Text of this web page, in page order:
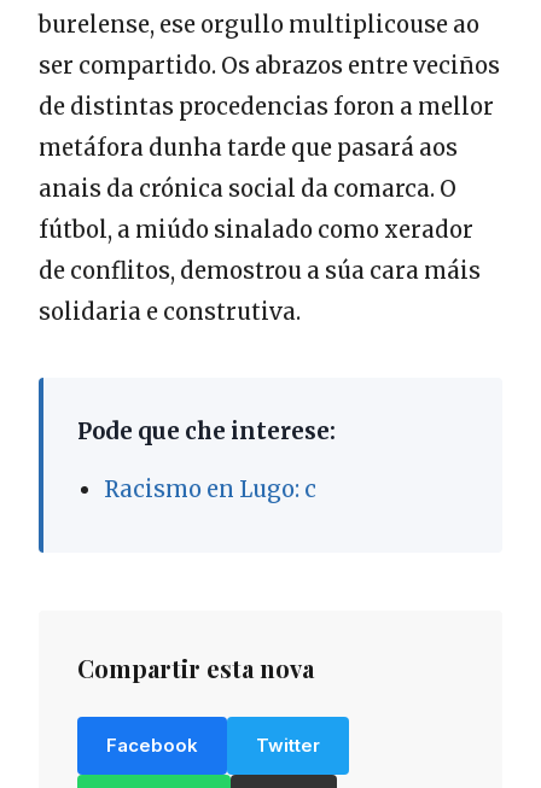
burelense, ese orgullo multiplicouse ao
ser compartido. Os abrazos entre veciños
de distintas procedencias foron a mellor
metáfora dunha tarde que pasará aos
anais da crónica social da comarca. O
fútbol, a miúdo sinalado como xerador
de conflitos, demostrou a súa cara máis
solidaria e construtiva.
Pode que che interese:
Racismo en Lugo: c
Compartir esta nova
Facebook Twitter